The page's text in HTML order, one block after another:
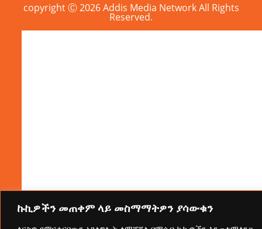
ኩኪዎችን መጠቀም ላይ መስማማትዎን ያሳውቁን
copyright Ⓒ 2026 Addis Media Network All Rights
Reserved.